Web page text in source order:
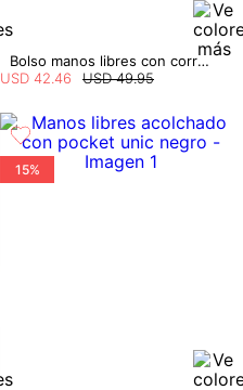
Bolso manos libres con correa
USD 49.95
USD 42 46
15%